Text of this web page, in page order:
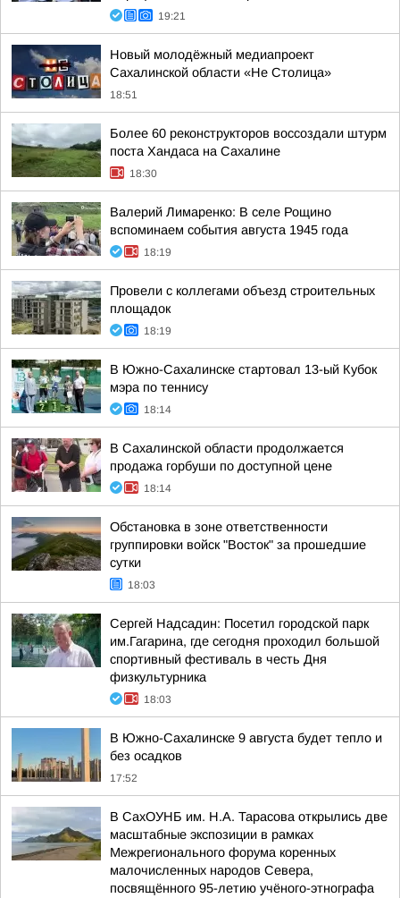
19:21
Новый молодёжный медиапроект
Сахалинской области «Не Столица»
18:51
Более 60 реконструкторов воссоздали штурм
поста Хандаса на Сахалине
18:30
Валерий Лимаренко: В селе Рощино
вспоминаем события августа 1945 года
18:19
Провели с коллегами объезд строительных
площадок
18:19
В Южно-Сахалинске стартовал 13-ый Кубок
мэра по теннису
18:14
В Сахалинской области продолжается
продажа горбуши по доступной цене
18:14
Обстановка в зоне ответственности
группировки войск "Восток" за прошедшие
сутки
18:03
Сергей Надсадин: Посетил городской парк
им.Гагарина, где сегодня проходил большой
спортивный фестиваль в честь Дня
физкультурника
18:03
В Южно-Сахалинске 9 августа будет тепло и
без осадков
17:52
В СахОУНБ им. Н.А. Тарасова открылись две
масштабные экспозиции в рамках
Межрегионального форума коренных
малочисленных народов Севера,
посвящённого 95-летию учёного-этнографа